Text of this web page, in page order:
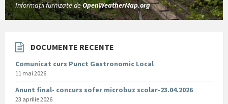
Informații furnizate deOpenWeatherMap.org
DOCUMENTE RECENTE
Comunicat curs Punct Gastronomic Local
11 mai 2026
Anunt final- concurs sofer microbuz scolar-23.04.2026
23 aprilie 2026